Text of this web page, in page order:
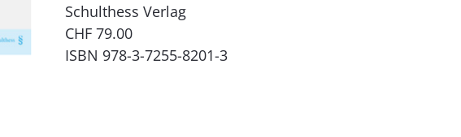
Schulthess Verlag
CHF 79.00
ISBN 978-3-7255-8201-3